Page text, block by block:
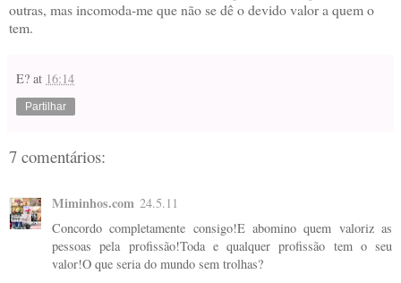
outras, mas incomoda-me que não se dê o devido valor a quem o
tem.
E? at 16:14
Partilhar
7 comentários:
Miminhos.com 24.5.11
Concordo completamente consigo!E abomino quem valoriz as
pessoas pela profissão!Toda e qualquer profissão tem o seu
valor!O que seria do mundo sem trolhas?